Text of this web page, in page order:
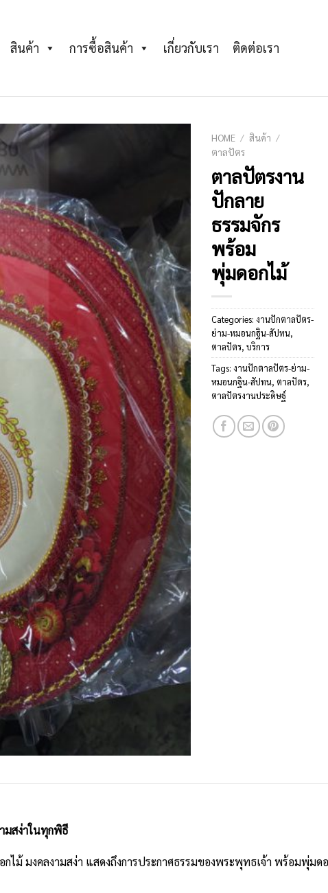
สินค้า การซื้อสินค้า เกี่ยวกับเรา ติดต่อเรา
HOME / สินค้า /
ตาลปัตร
ตาลปัตรงาน
ปักลาย
ธรรมจักร
พร้อม
พุ่มดอกไม้
Categories: งานปักตาลปัตร-
ย่าม-หมอนกฐิน-สัปทน,
ตาลปัตร, บริการ
Tags: งานปักตาลปัตร-ย่าม-
หมอนกฐิน-สัปทน, ตาลปัตร,
ตาลปัตรงานประดิษฐ์
มสง่าในทุกพิธี
ม้ มงคลงามสง่า แสดงถึงการประกาศธรรมของพระพุทธเจ้า พร้อมพุ่มด